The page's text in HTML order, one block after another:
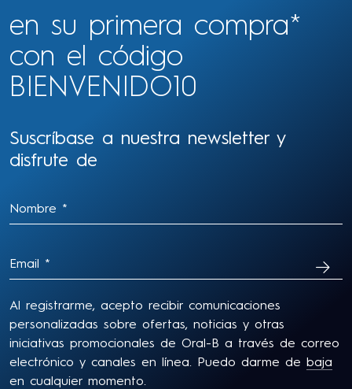
en su primera compra*
con el código
BIENVENIDO10
Suscríbase a nuestra newsletter y
disfrute de
Al registrarme, acepto recibir comunicaciones
personalizadas sobre ofertas, noticias y otras
iniciativas promocionales de Oral-B a través de correo
electrónico y canales en línea. Puedo darme de baja
en cualquier momento.